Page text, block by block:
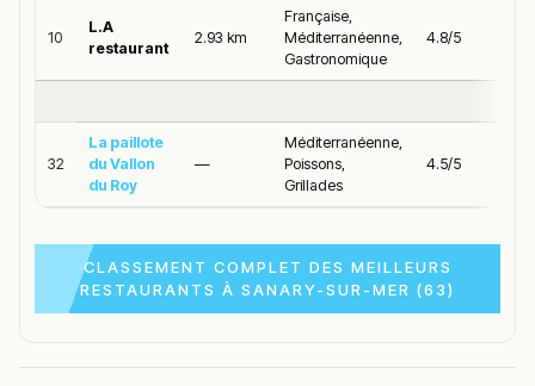
10
L.A
restaurant
2.93 km
Française,
Méditerranéenne,
Gastronomique
4.8/5
32
La paillote
du Vallon
du Roy
—
Méditerranéenne,
Poissons,
Grillades
4.5/5
CLASSEMENT COMPLET DES MEILLEURS
RESTAURANTS À SANARY-SUR-MER (63)